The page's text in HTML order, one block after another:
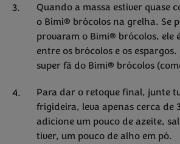
Quando a massa estiver quase
o Bimi® brócolos na grelha. Se
provaram o Bimi® brócolos, ele
entre os brócolos e os
super fã do Bimi® brócolos
Para dar o retoque final, junte
frigideira, leva apenas cerca de
adicione um pouco de azeite,
tiver, um pouco de alho em pó.